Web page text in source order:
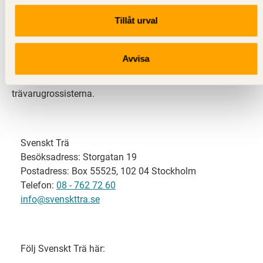
Tillåt urval
Avvisa
Svenskt Trä representerar svensk sågverksindustri
och är en del av branschorganisationen
svensk limträ-, KL-trä- och förpackningsindustri samt
trävarugrossisterna.
Svenskt Trä
Besöksadress: Storgatan 19
Postadress: Box 55525, 102 04 Stockholm
Telefon: 08 - 762 72 60
info@svenskttra.se
Följ Svenskt Trä här: